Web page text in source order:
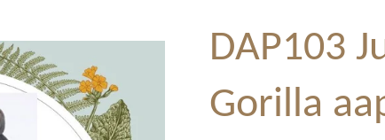
DAP103
Gorilla